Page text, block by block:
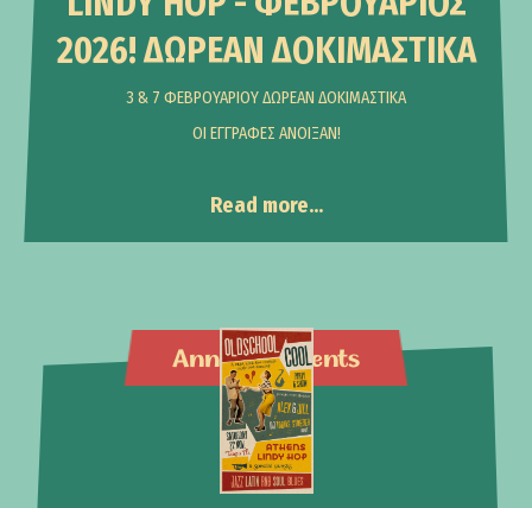
2026! ΔΩΡΕΑΝ ΔΟΚΙΜΑΣΤΙΚΑ
3 & 7 ΦΕΒΡΟΥΑΡΙΟΥ ΔΩΡΕΑΝ ΔΟΚΙΜΑΣΤΙΚΑ
ΟΙ ΕΓΓΡΑΦΕΣ ΑΝΟΙΞΑΝ!
Read more...
Announcements